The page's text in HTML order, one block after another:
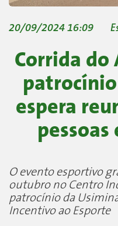
20/09/2024 16:09
Corrida do
espera
O evento esportivo
outubro no Centro
patrocínio da
Incentivo ao Esporte